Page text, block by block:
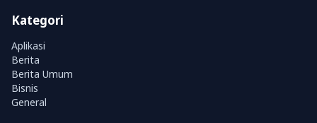
Kategori
Aplikasi
Berita
Berita Umum
Bisnis
General